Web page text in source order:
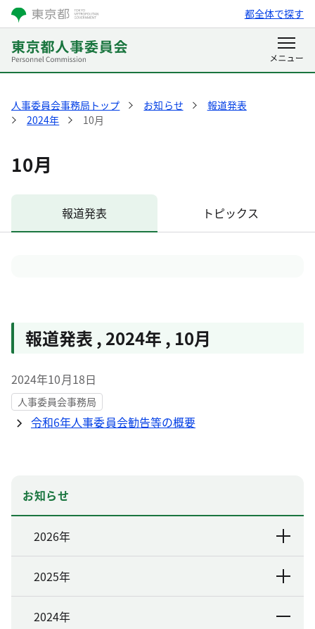
都全体で探す
人事委員会事務局トップ お知らせ
報道発表
2024年
10月
10月
報道発表 トピックス
報道発表 , 2024年 , 10月
2024年10月18日
人事委員会事務局
令和6年人事委員会勧告等の概要
お知らせ
2026年
2025年
2024年